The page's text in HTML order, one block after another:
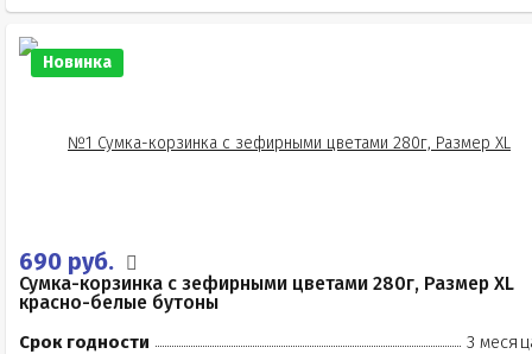
Новинка
690 руб.
Сумка-корзинка с зефирными цветами 280г, Размер XL
красно-белые бутоны
Срок годности
3